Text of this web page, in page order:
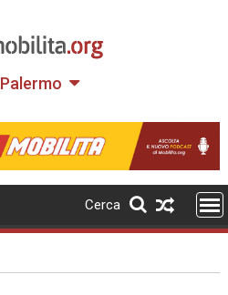
Palermo
Cerca